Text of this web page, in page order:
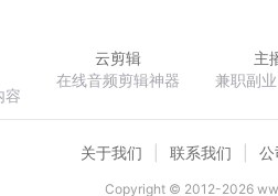
容
云剪辑
在线音频剪辑神器
主
兼职副
关于我们 联系我们 公
Copyright © 2012-2026